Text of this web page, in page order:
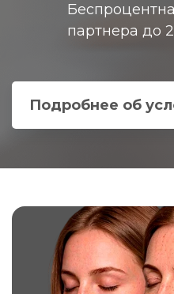
партнера до
Подробнее об